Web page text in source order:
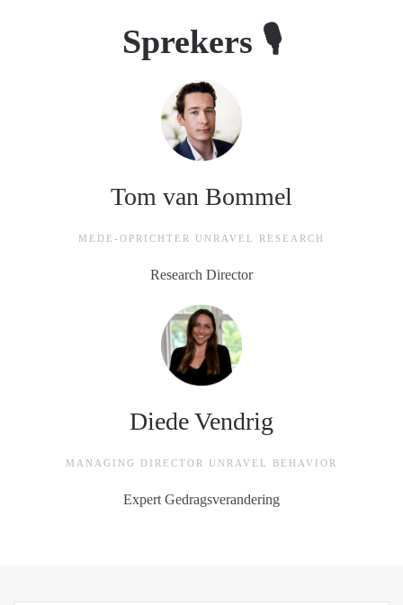
Sprekers 🎙
Tom van Bommel
MEDE-OPRICHTER UNRAVEL RESEARCH
Research Director
Diede Vendrig
MANAGING DIRECTOR UNRAVEL BEHAVIOR
Expert Gedragsverandering